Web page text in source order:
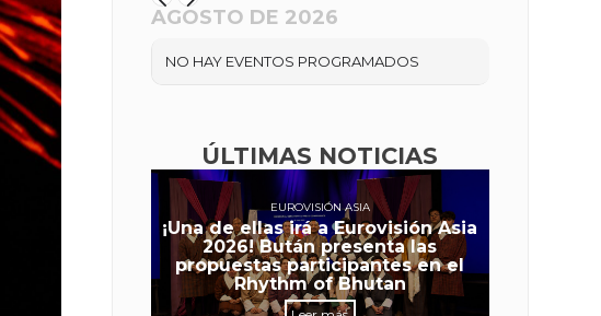
AGOSTO DE 2026
NO HAY EVENTOS PROGRAMADOS
ÚLTIMAS NOTICIAS
EUROVISIÓN ASIA
¡Una de ellas irá a Eurovisión Asia
2026! Bután presenta las
propuestas participantes en el
Rhythm of Bhutan